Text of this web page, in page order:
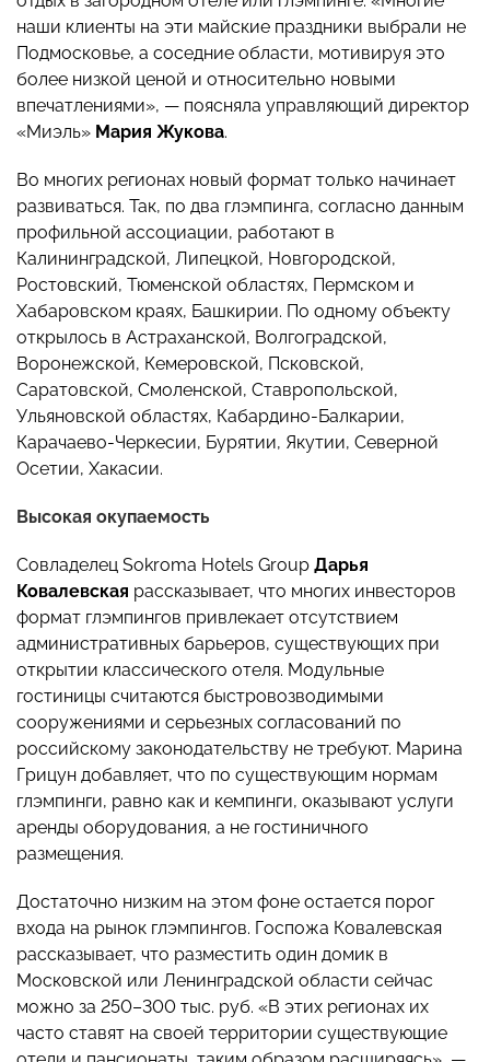
наши клиенты на эти майские праздники выбрали не
Подмосковье, а соседние области, мотивируя это
более низкой ценой и относительно новыми
впечатлениями», — поясняла управляющий директор
«Миэль» Мария Жукова.
Во многих регионах новый формат только начинает
развиваться. Так, по два глэмпинга, согласно данным
профильной ассоциации, работают в
Калининградской, Липецкой, Новгородской,
Ростовский, Тюменской областях, Пермском и
Хабаровском краях, Башкирии. По одному объекту
открылось в Астраханской, Волгоградской,
Воронежской, Кемеровской, Псковской,
Саратовской, Смоленской, Ставропольской,
Ульяновской областях, Кабардино-Балкарии,
Карачаево-Черкесии, Бурятии, Якутии, Северной
Осетии, Хакасии.
Высокая окупаемость
Совладелец Sokroma Hotels Group Дарья
Ковалевская рассказывает, что многих инвесторов
формат глэмпингов привлекает отсутствием
административных барьеров, существующих при
открытии классического отеля. Модульные
гостиницы считаются быстровозводимыми
сооружениями и серьезных согласований по
российскому законодательству не требуют. Марина
Грицун добавляет, что по существующим нормам
глэмпинги, равно как и кемпинги, оказывают услуги
аренды оборудования, а не гостиничного
размещения.
Достаточно низким на этом фоне остается порог
входа на рынок глэмпингов. Госпожа Ковалевская
рассказывает, что разместить один домик в
Московской или Ленинградской области сейчас
можно за 250–300 тыс. руб. «В этих регионах их
часто ставят на своей территории существующие